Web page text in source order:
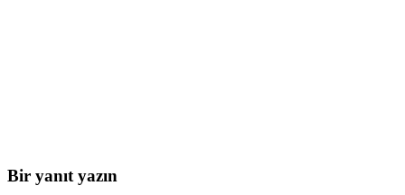
Bir yanıt yazın